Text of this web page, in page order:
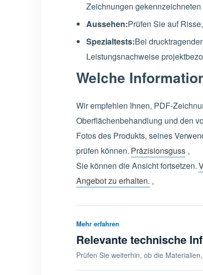
Zeichnungen
Aussehen:Prüfen Sie auf
Spezialtests:Bei
Leistungsnachweise
Welche
Wir empfehlen Ihnen, PDF-
Oberflächenbehandlung und den
Fotos des Produkts, seines
prüfen können. Präzisionsguss。
Sie können die Ansicht fortsetzen.
Angebot zu erhalten. 。
Mehr erfahren
Relevante technische
Prüfen Sie weiterhin, ob die